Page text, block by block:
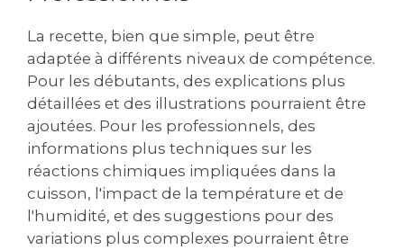
La recette‚ bien que simple‚ peut être
adaptée à différents niveaux de compétence.
Pour les débutants‚ des explications plus
détaillées et des illustrations pourraient être
ajoutées. Pour les professionnels‚ des
informations plus techniques sur les
réactions chimiques impliquées dans la
cuisson‚ l'impact de la température et de
l'humidité‚ et des suggestions pour des
variations plus complexes pourraient être